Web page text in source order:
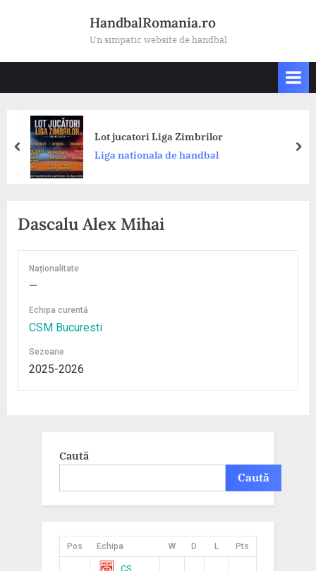
HandbalRomania.ro
Un simpatic website de handbal
Lot jucatori Liga Zimbrilor
Liga nationala de handbal
prev
Dascalu Alex Mihai
Naționalitate
—
Echipa curentă
CSM Bucuresti
Sezoane
2025-2026
Caută
Caută
Pos Echipa W D L Pts
CS